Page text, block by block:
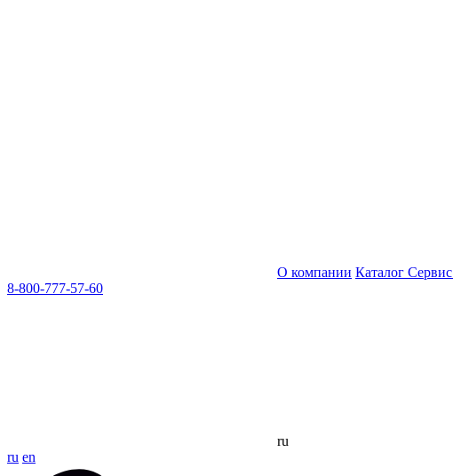
О компании Каталог Сервис
8-800-777-57-60
ru
ru en